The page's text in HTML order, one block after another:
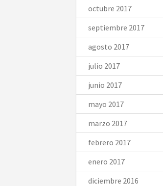
octubre 2017
septiembre 2017
agosto 2017
julio 2017
junio 2017
mayo 2017
marzo 2017
febrero 2017
enero 2017
diciembre 2016